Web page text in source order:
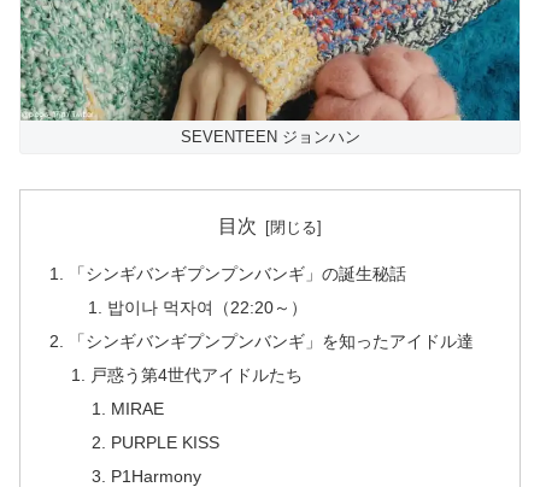
SEVENTEEN ジョンハン
目次
「シンギバンギプンプンバンギ」の誕生秘話
밥이나 먹자여（22:20～）
「シンギバンギプンプンバンギ」を知ったアイドル達
戸惑う第4世代アイドルたち
MIRAE
PURPLE KISS
P1Harmony